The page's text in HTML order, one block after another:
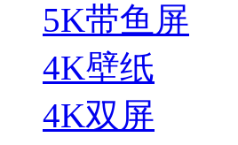
5K带鱼屏
4K壁纸
4K双屏